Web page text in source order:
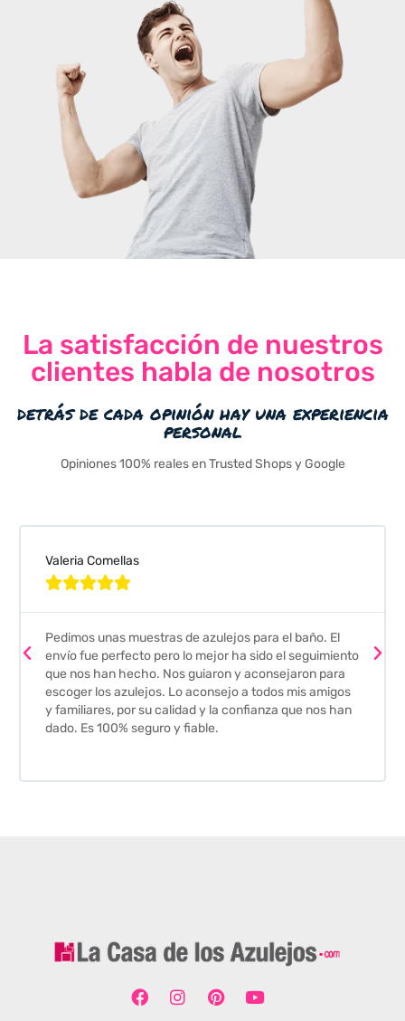
La satisfacción de nuestros
clientes habla de nosotros
detrás de cada opinión hay una experiencia
personal
Opiniones 100% reales en Trusted Shops y Google
Valeria Comellas

Pedimos unas muestras de azulejos para el baño. El
envío fue perfecto pero lo mejor ha sido el seguimiento
que nos han hecho. Nos guiaron y aconsejaron para
escoger los azulejos. Lo aconsejo a todos mis amigos
y familiares, por su calidad y la confianza que nos han
dado. Es 100% seguro y fiable.